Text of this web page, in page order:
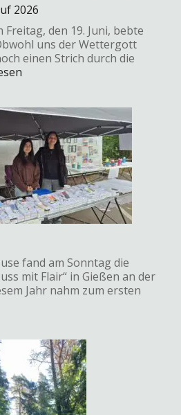
2026
Freitag, den 19. Juni, bebte
uns der Wettergott
einen Strich durch die
fand am Sonntag die
mit Flair“ in Gießen an der
Jahr nahm zum ersten